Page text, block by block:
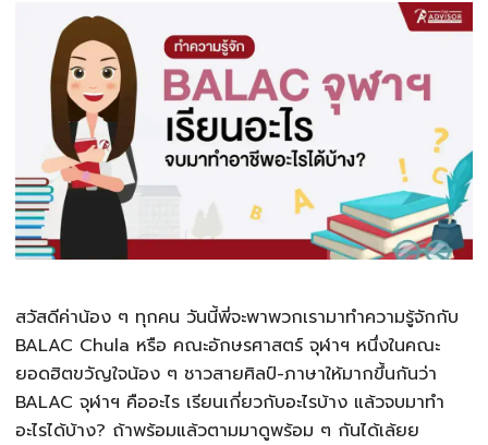
สวัสดีค่าน้อง ๆ ทุกคน วันนี้พี่จะพาพวกเรามาทำความรู้จักกับ
BALAC Chula หรือ คณะอักษรศาสตร์ จุฬาฯ หนึ่งในคณะ
ยอดฮิตขวัญใจน้อง ๆ ชาวสายศิลป์-ภาษาให้มากขึ้นกันว่า
BALAC จุฬาฯ คืออะไร เรียนเกี่ยวกับอะไรบ้าง แล้วจบมาทำ
อะไรได้บ้าง? ถ้าพร้อมแล้วตามมาดูพร้อม ๆ กันได้เล้ยย